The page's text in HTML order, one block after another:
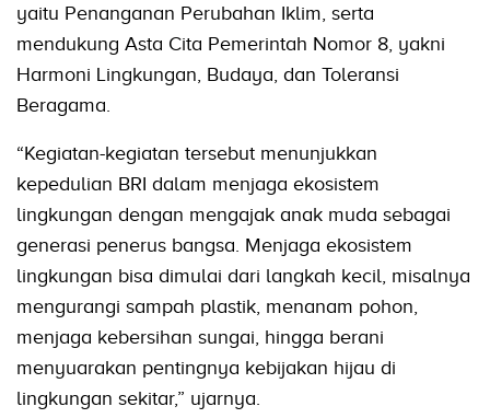
yaitu Penanganan Perubahan Iklim, serta
mendukung Asta Cita Pemerintah Nomor 8, yakni
Harmoni Lingkungan, Budaya, dan Toleransi
Beragama.
“Kegiatan-kegiatan tersebut menunjukkan
kepedulian BRI dalam menjaga ekosistem
lingkungan dengan mengajak anak muda sebagai
generasi penerus bangsa. Menjaga ekosistem
lingkungan bisa dimulai dari langkah kecil, misalnya
mengurangi sampah plastik, menanam pohon,
menjaga kebersihan sungai, hingga berani
menyuarakan pentingnya kebijakan hijau di
lingkungan sekitar,” ujarnya.